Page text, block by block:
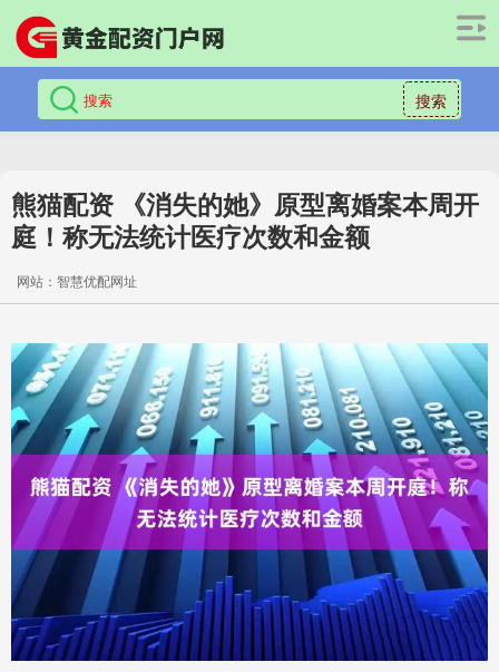
搜索
熊猫配资 《消失的她》原型离婚案本周开
庭！称无法统计医疗次数和金额
网站：智慧优配网址